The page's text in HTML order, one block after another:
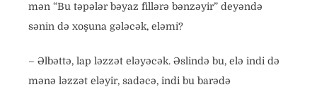
mən “Bu təpələr bəyaz fillərə bənzəyir” deyəndə
sənin də xoşuna gələcək, eləmi?
– Əlbəttə, lap ləzzət eləyəcək. Əslində bu, elə indi də
mənə ləzzət eləyir, sadəcə, indi bu barədə